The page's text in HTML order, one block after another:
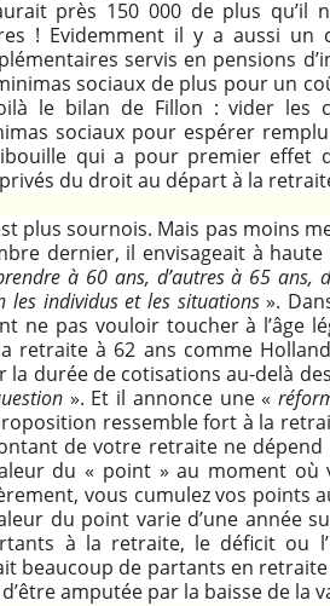
près 150 000 de plus qu’il
! Evidemment il y a aussi un
servis en pensions
sociaux de plus pour un
le bilan de Fillon : vider les
sociaux pour espérer
qui a pour premier effet
du droit au départ à la
plus sournois. Mais pas moins
dernier, il envisageait à
à 60 ans, d’autres à 65 ans,
les individus et les situations ».
ne pas vouloir toucher à l’âge
retraite à 62 ans comme
la durée de cotisations au-delà
». Et il annonce une «
ressemble fort à la
de votre retraite ne
du « point » au moment où
vous cumulez vos points
du point varie d’une année
à la retraite, le déficit ou
beaucoup de partants en
amputée par la baisse de la